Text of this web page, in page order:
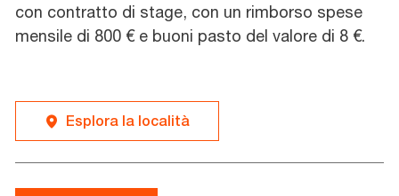
con contratto di stage, con un rimborso spese
mensile di 800 € e buoni pasto del valore di 8 €.
Esplora la località